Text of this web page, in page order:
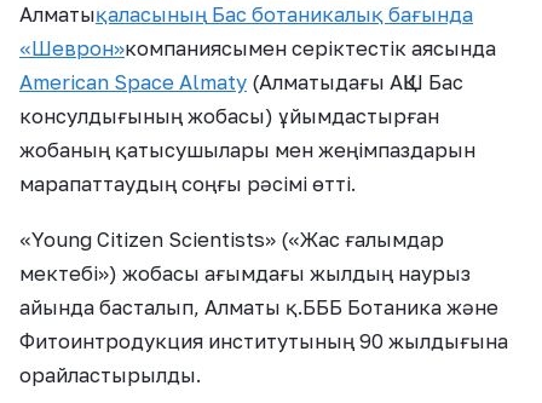
Алматықаласының Бас ботаникалық бағында
«Шеврон»компаниясымен серіктестік аясында
American Space Almaty (Алматыдағы АҚШ Бас
консулдығының жобасы) ұйымдастырған
жобаның қатысушылары мен жеңімпаздарын
марапаттаудың соңғы рәсімі өтті.
«Young Citizen Scientists» («Жас ғалымдар
мектебі») жобасы ағымдағы жылдың наурыз
айында басталып, Алматы қ.БББ Ботаника және
Фитоинтродукция институтының 90 жылдығына
орайластырылды.